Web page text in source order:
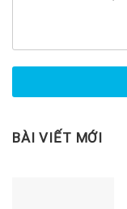
BÀI VIẾT MỚI